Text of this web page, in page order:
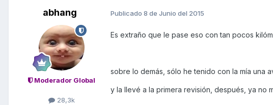
abhang
Moderador Global
28,3k
Publicado 8 de Junio del 2015
Es extraño que le pase eso con tan pocos
sobre lo demás, sólo he tenido con la mía una
y la llevé a la primera revisión, después, ya no